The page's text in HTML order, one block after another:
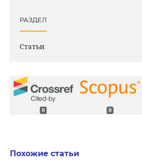
РАЗДЕЛ
Статьи
0 0
Похожие статьи